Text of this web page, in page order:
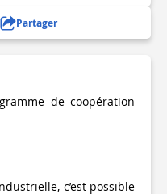
Partager
de coopération
c’est possible